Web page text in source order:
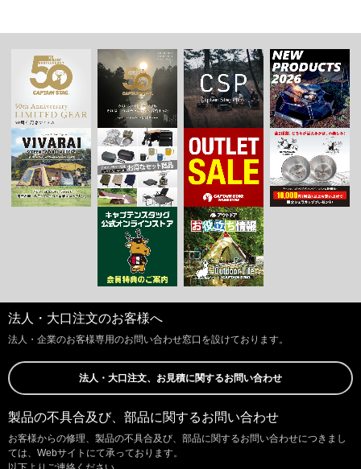
法人・大口注文のお客様へ
法人・企業のお客様専用のお問い合わせ窓口を設けております。
法人・大口注文、お見積に関するお問い合わせ
製品の不具合及び、部品に関するお問い合わせ
お客様からの修理、製品の不具合及び、部品に関するお問い合わせにつきまし
ては、Webサイトにて承っております。